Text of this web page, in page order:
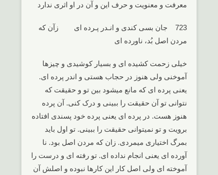
معرفت و معنویت و حرف این و آن در او اثری ندارد
723 جان بسی کندی و انـدر پـرده ای زآن که
مردن اصل بُد، ناورده ای
خیلی زحمت کشیده ای و بسیار کوشیدی و چیزها
آموخنی ولی هنوز در حجاب هستی و اندر پرده ای.
یعنی پرده ای که مانع میشود بین تو و حقیقت که
نتوانی تو آن حقیقت را ببینی و درک کنی. آن پرده
هنوز هست. در پرده ای یعنی پرده خود پسندی افتاده
برویت و تو نمیتوانی حقیقت را ببینی. تو اول باید
بمرگ اختیاری میمردی. زان که مردن اصل بود. نا
آورده ای یعنی انجام نداده ای. تو رفته ای و درست را
آموخته ای ولی اصل کار این کارها نبوده و اصلش آن